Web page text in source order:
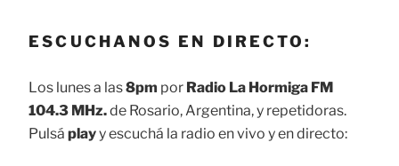
ESCUCHANOS EN DIRECTO:
Los lunes a las8pm por Radio La Hormiga FM
104.3 MHz.de Rosario, Argentina, y repetidoras.
Pulsá playy escuchá la radio en vivo y en directo: